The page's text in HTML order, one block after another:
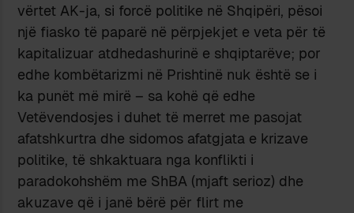
vërtet AK-ja, si forcë politike në Shqipëri, pësoi
një fiasko të paparë në përpjekjet e veta për të
kapitalizuar atdhedashurinë e shqiptarëve; por
edhe kombëtarizmi në Prishtinë nuk është se i
ka punët më mirë – sa kohë që edhe
Vetëvendosjes i duhet të merret me pasojat
afatshkurtra dhe sidomos afatgjata e krizave
politike, të shkaktuara nga konflikti i
paradokohshëm me ShBA (mjaft serioz) dhe
akuzave që i janë bërë për flirt me